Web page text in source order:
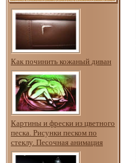
Как починить кожаный диван
Картины и фрески из цветного
песка. Рисунки песком по
стеклу. Песочная анимация